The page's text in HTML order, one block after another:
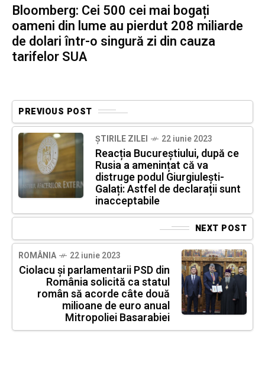
Bloomberg: Cei 500 cei mai bogați
oameni din lume au pierdut 208 miliarde
de dolari într-o singură zi din cauza
tarifelor SUA
PREVIOUS POST
ȘTIRILE ZILEI 22 iunie 2023
Reacția Bucureștiului, după ce
Rusia a amenințat că va
distruge podul Giurgiulești-
Galați: Astfel de declarații sunt
inacceptabile
NEXT POST
ROMÂNIA 22 iunie 2023
Ciolacu și parlamentarii PSD din
România solicită ca statul
român să acorde câte două
milioane de euro anual
Mitropoliei Basarabiei